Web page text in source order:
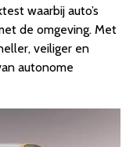
waarbij auto’s
de omgeving. Met
veiliger en
autonome